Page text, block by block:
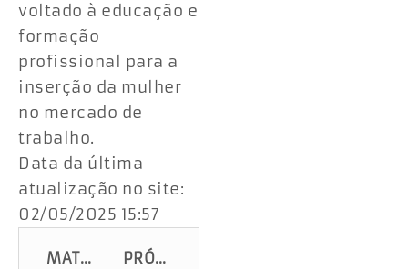
voltado à educação e
formação
profissional para a
inserção da mulher
no mercado de
trabalho.
Data da última
atualização no site:
02/05/2025 15:57
MATÉRIA ANTERIOR
PRÓXIMA MATÉRIA